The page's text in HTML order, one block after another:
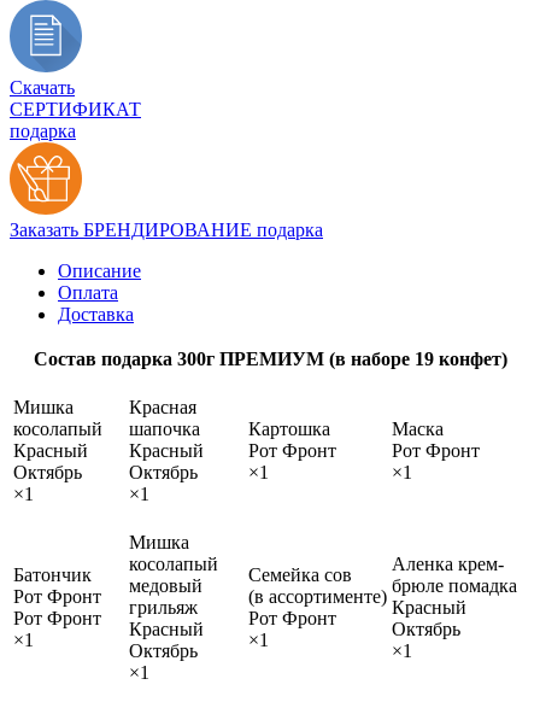
Скачать
СЕРТИФИКАТ
подарка
Заказать БРЕНДИРОВАНИЕ подарка
Описание
Оплата
Доставка
Состав подарка 300г ПРЕМИУМ (в наборе 19 конфет)
Мишка
косолапый
Красный
Октябрь
×1
Красная
шапочка
Красный
Октябрь
×1
Картошка
Рот Фронт
×1
Маска
Рот Фронт
×1
Батончик
Рот Фронт
Рот Фронт
×1
Мишка
косолапый
медовый
грильяж
Красный
Октябрь
×1
Семейка сов
(в ассортименте)
Рот Фронт
×1
Аленка крем-
брюле помадка
Красный
Октябрь
×1